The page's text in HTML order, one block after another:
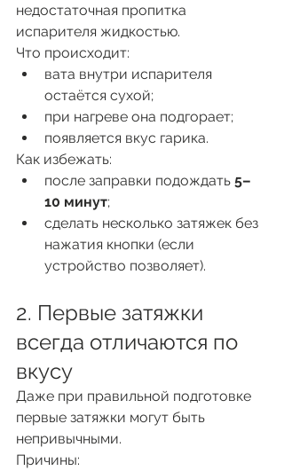
недостаточная пропитка
испарителя жидкостью.
Что происходит:
вата внутри испарителя
остаётся сухой;
при нагреве она подгорает;
появляется вкус гарика.
Как избежать:
после заправки подождать 5–
10 минут;
сделать несколько затяжек без
нажатия кнопки (если
устройство позволяет).
2. Первые затяжки
всегда отличаются по
вкусу
Даже при правильной подготовке
первые затяжки могут быть
непривычными.
Причины: